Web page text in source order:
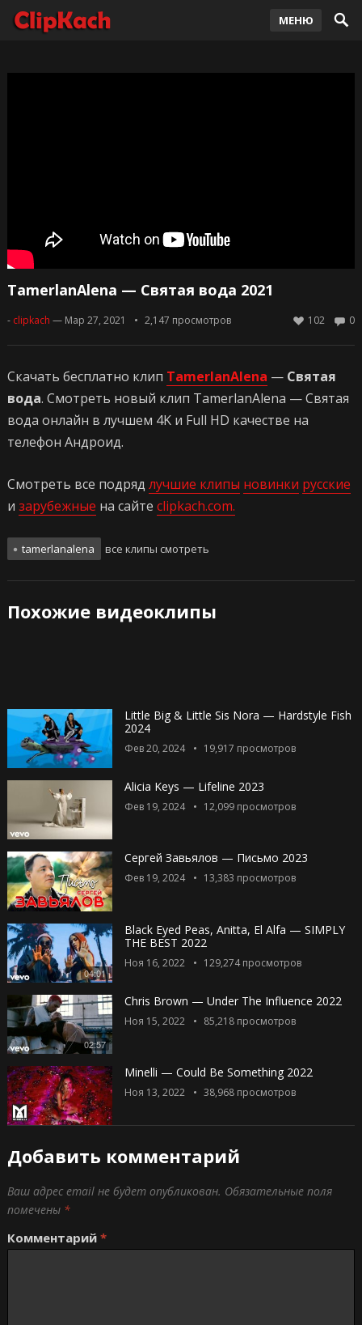
МЕНЮ
TamerlanAlena — Святая вода 2021
- clipkach — Мар 27, 2021 2,147 просмотров 0
102
Скачать бесплатно клип TamerlanAlena — Святая
вода. Смотреть новый клип TamerlanAlena — Святая
вода онлайн в лучшем 4K и Full HD качестве на
телефон Андроид.
Смотреть все подряд лучшие клипы новинки русские
и зарубежные на сайте clipkach.com.
tamerlanalena все клипы смотреть
Похожие видеоклипы
Little Big & Little Sis Nora — Hardstyle Fish
2024
Фев 20, 2024 19,917 просмотров
Alicia Keys — Lifeline 2023
Фев 19, 2024 12,099просмотров
Сергей Завьялов — Письмо 2023
Фев 19, 2024 13,383 просмотров
04:01
Black Eyed Peas, Anitta, El Alfa — SIMPLY
THE BEST 2022
Ноя 16, 2022 129,274просмотров
02:57
Chris Brown — Under The Influence 2022
Ноя 15, 2022 85,218просмотров
Minelli — Could Be Something 2022
Ноя 13, 2022 38,968просмотров
Добавить комментарий
Ваш адрес email не будет опубликован. Обязательные поля
помечены *
Комментарий *